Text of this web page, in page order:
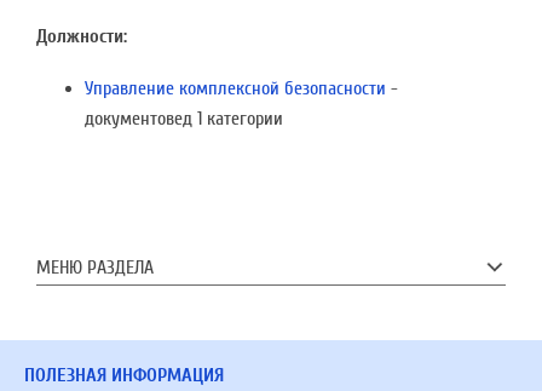
Должности:
Управление комплексной безопасности -
документовед 1 категории
МЕНЮ РАЗДЕЛА
ПОЛЕЗНАЯ ИНФОРМАЦИЯ